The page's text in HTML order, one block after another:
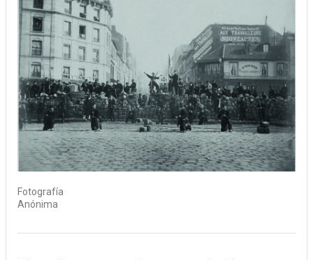
Fotografía
Anónima